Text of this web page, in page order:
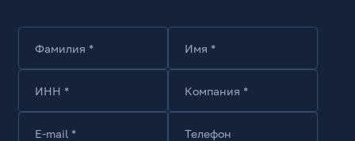
Система охлаждения
Установлен. Фронтальный 120x120
Установлен. Тыл 120x120
Фамилия * Имя *
ИНН * Компания *
E-mail * Телефон